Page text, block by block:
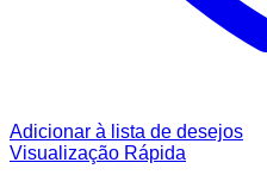
Adicionar à lista de desejos
Visualização Rápida